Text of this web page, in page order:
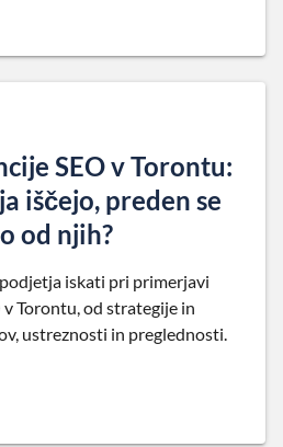
SEO v Torontu:
iščejo, preden se
od njih?
iskati pri primerjavi
Torontu, od strategije in
ustreznosti in preglednosti.